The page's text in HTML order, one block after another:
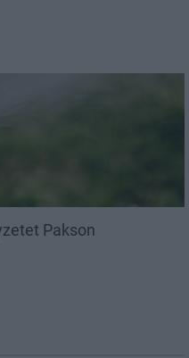
Pakson